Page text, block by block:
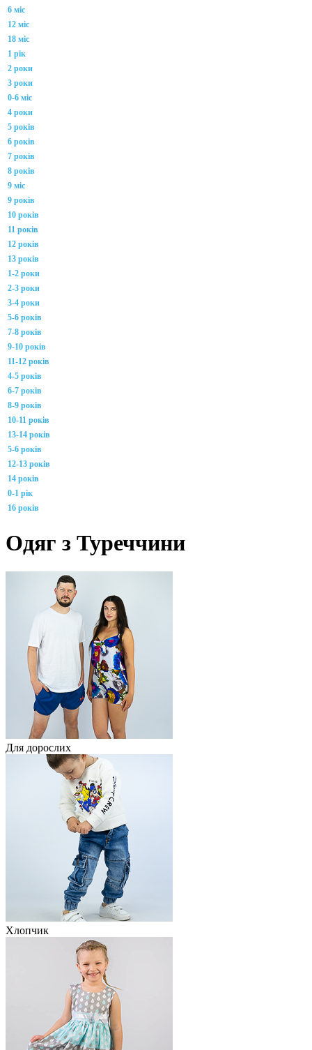
6 міс
12 міс
18 міс
1 рік
2 роки
3 роки
0-6 міс
4 роки
5 років
6 років
7 років
8 років
9 міс
9 років
10 років
11 років
12 років
13 років
1-2 роки
2-3 роки
3-4 роки
5-6 років
7-8 років
9-10 років
11-12 років
4-5 років
6-7 років
8-9 років
10-11 років
13-14 років
5-6 років
12-13 років
14 років
0-1 рік
16 років
Одяг з Туреччини
Для дорослих
Хлопчик